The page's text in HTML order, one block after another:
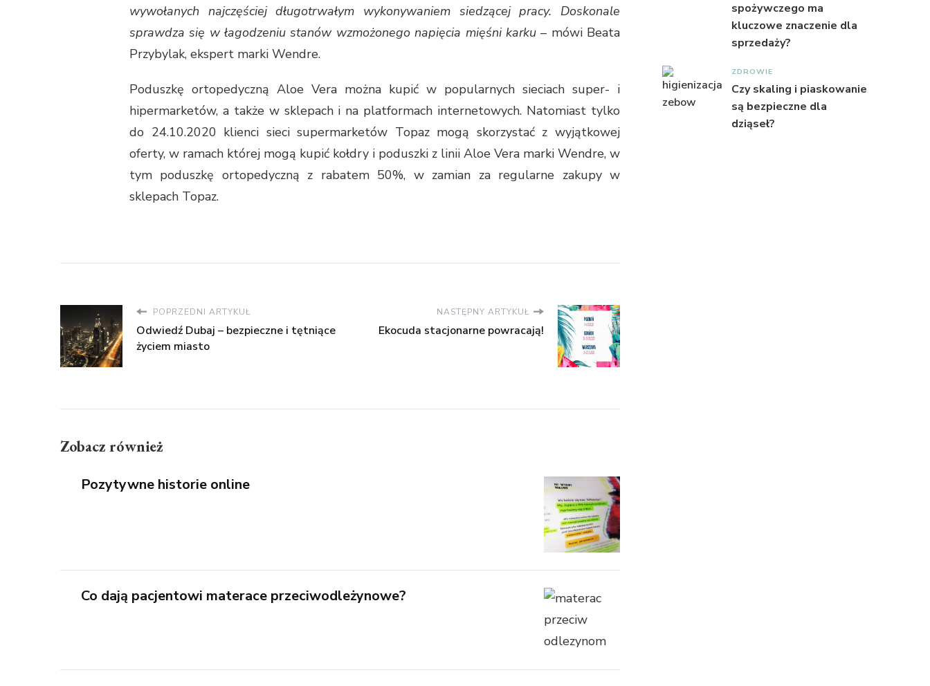
wywołanych najczęściej długotrwałym wykonywaniem siedzącej pracy. Doskonale
sprawdza się w łagodzeniu stanów wzmożonego napięcia mięśni karku– mówi Beata
Przybylak, ekspert marki Wendre.
Poduszkę ortopedyczną Aloe Vera można kupić w popularnych sieciach super- i
hipermarketów, a także w sklepach i na platformach internetowych. Natomiast tylko
do 24.10.2020 klienci sieci supermarketów Topaz mogą skorzystać z wyjątkowej
oferty, w ramach której mogą kupić kołdry i poduszki z linii Aloe Vera marki Wendre, w
tym poduszkę ortopedyczną z rabatem 50%, w zamian za regularne zakupy w
sklepach Topaz.
POPRZEDNI ARTYKUŁ
Odwiedź Dubaj – bezpieczne i tętniące
życiem miasto
NASTĘPNY ARTYKUŁ
Ekocuda stacjonarne powracają!
Zobacz również
Pozytywne historie online
Co dają pacjentowi materace przeciwodleżynowe?
spożywczego ma
kluczowe znaczenie dla
sprzedaży?
ZDROWIE
Czy skaling i piaskowanie
są bezpieczne dla
dziąseł?